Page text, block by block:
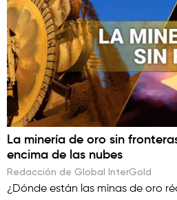
La minería de oro sin
encima de las nubes
Redacción de Global InterGold
¿Dónde están las minas de oro